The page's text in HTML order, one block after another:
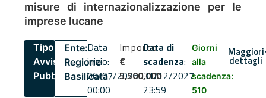
misure di internazionalizzazione per le
imprese lucane
Tipo:
Avviso
Pubblico
Ente:
Regione
Basilicata
Data
inizio:
06/07/2026
00:00
Importo
€
5,500,000
Data di
scadenza:
31/12/2027
23:59
Giorni
alla
scadenza:
510
Maggiori
dettagli